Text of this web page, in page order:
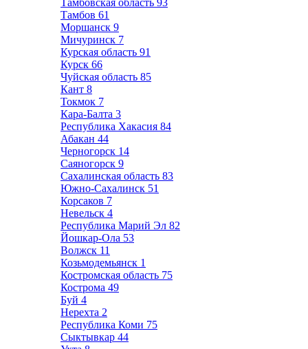
Тамбовская область 93
Тамбов 61
Моршанск 9
Мичуринск 7
Курская область 91
Курск 66
Чуйская область 85
Кант 8
Токмок 7
Кара-Балта 3
Республика Хакасия 84
Абакан 44
Черногорск 14
Саяногорск 9
Сахалинская область 83
Южно-Сахалинск 51
Корсаков 7
Невельск 4
Республика Марий Эл 82
Йошкар-Ола 53
Волжск 11
Козьмодемьянск 1
Костромская область 75
Кострома 49
Буй 4
Нерехта 2
Республика Коми 75
Сыктывкар 44